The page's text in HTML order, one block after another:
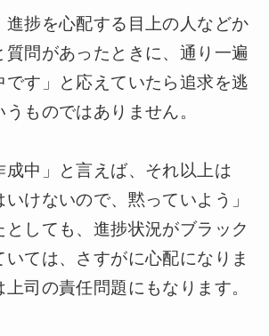
進捗を心配する目上の人などか
質問があったときに、通り一遍
です」と応えていたら追求を逃
ものではありません。
成中」と言えば、それ以上は
いけないので、黙っていよう」
としても、進捗状況がブラック
いては、さすがに心配になりま
司の責任問題にもなります。